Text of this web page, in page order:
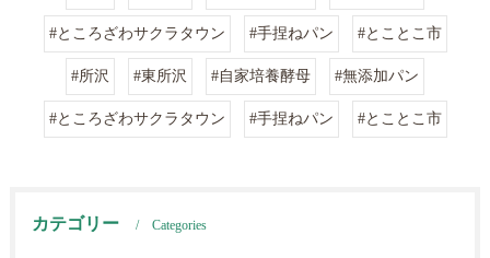
#ところざわサクラタウン #手捏ねパン #とことこ市
#所沢 #東所沢 #自家培養酵母 #無添加パン
#ところざわサクラタウン #手捏ねパン #とことこ市
カテゴリー Categories